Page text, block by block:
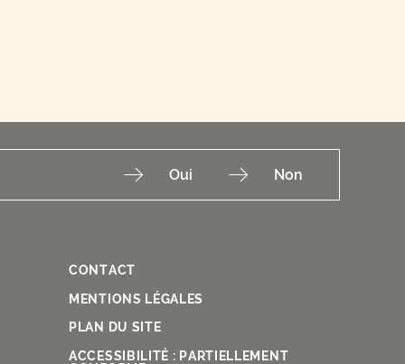
Non
Oui
CONTACT
MENTIONS LÉGALES
PLAN DU SITE
ACCESSIBILITÉ : PARTIELLEMENT